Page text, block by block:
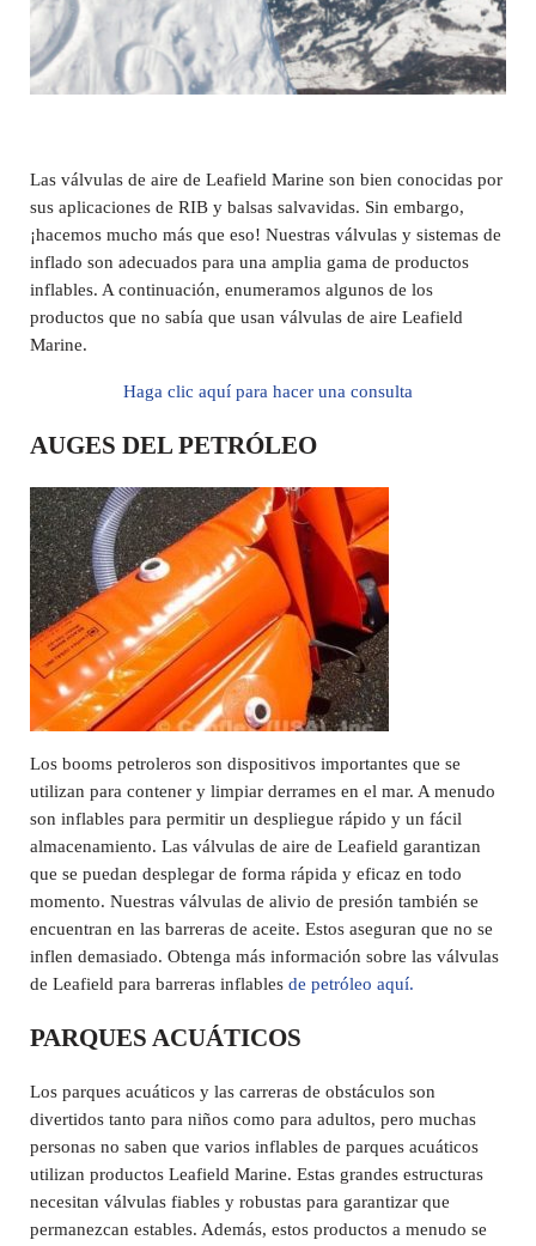
Las válvulas de aire de Leafield Marine son bien conocidas por
sus aplicaciones de RIB y balsas salvavidas. Sin embargo,
¡hacemos mucho más que eso! Nuestras válvulas y sistemas de
inflado son adecuados para una amplia gama de productos
inflables. A continuación, enumeramos algunos de los
productos que no sabía que usan válvulas de aire Leafield
Marine.
Haga clic aquí para hacer una consulta
AUGES DEL PETRÓLEO
Los booms petroleros son dispositivos importantes que se
utilizan para contener y limpiar derrames en el mar. A menudo
son inflables para permitir un despliegue rápido y un fácil
almacenamiento. Las válvulas de aire de Leafield garantizan
que se puedan desplegar de forma rápida y eficaz en todo
momento. Nuestras válvulas de alivio de presión también se
encuentran en las barreras de aceite. Estos aseguran que no se
inflen demasiado. Obtenga más información sobre las válvulas
de Leafield para barreras inflables de petróleo aquí.
PARQUES ACUÁTICOS
Los parques acuáticos y las carreras de obstáculos son
divertidos tanto para niños como para adultos, pero muchas
personas no saben que varios inflables de parques acuáticos
utilizan productos Leafield Marine. Estas grandes estructuras
necesitan válvulas fiables y robustas para garantizar que
permanezcan estables. Además, estos productos a menudo se